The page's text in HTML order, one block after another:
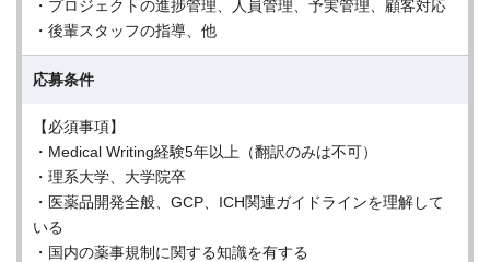
・プロジェクトの進捗管理、人員管理、予実管理、顧客対応
・後輩スタッフの指導、他
応募条件
【必須事項】
・Medical Writing経験5年以上（翻訳のみは不可）
・理系大学、大学院卒
・医薬品開発全般、GCP、ICH関連ガイドラインを理解して
いる
・国内の薬事規制に関する知識を有する